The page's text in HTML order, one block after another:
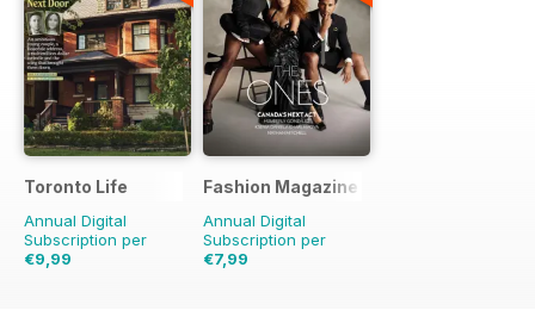
Toronto Life
Annual Digital
Subscription per
€9,99
Fashion Magazine
Annual Digital
Subscription per
€7,99